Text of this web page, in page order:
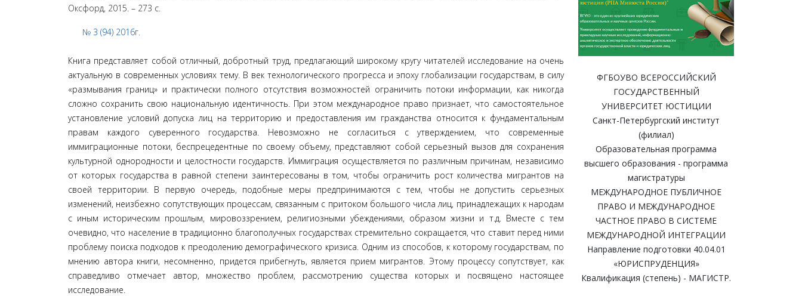
Оксфорд, 2015. – 273 с.
№ 3 (94) 2016г.
Книга представляет собой отличный, добротный труд, предла­гающий широкому кругу читателей исследование на очень
актуаль­ную в современных условиях тему. В век технологического прогресса и эпоху глобализации государствам, в силу
«размывания границ» и практически полного отсутствия возможностей ограничить потоки информации, как никогда
сложно сохранить свою национальную идентичность. При этом международное право признает, что са­мостоятельное
установление условий допуска лиц на территорию и предоставления им гражданства относится к фундаментальным
правам каждого суверенного государства. Невозможно не согла­ситься с утверждением, что современные
иммиграционные потоки, беспрецедентные по своему объему, представляют собой серьезный вызов для сохранения
культурной однородности и целостности го­сударств. Иммиграция осуществляется по различным причинам, независимо
от которых государства в равной степени заинтересо­ваны в том, чтобы ограничить рост количества мигрантов на
своей территории. В первую очередь, подобные меры предпринимаются с тем, чтобы не допустить серьезных
изменений, неизбежно сопут­ствующих процессам, связанным с притоком большого числа лиц, принадлежащих к народам
с иным историческим прошлым, ми­ровоззрением, религиозными убеждениями, образом жизни и т.д. Вместе с тем
очевидно, что население в традиционно благополуч­ных государствах стремительно сокращается, что ставит перед ними
проблему поиска подходов к преодолению демографического кризиса. Одним из способов, к которому государствам, по
мнению автора книги, несомненно, придется прибегнуть, является прием мигрантов. Этому процессу сопутствует, как
справедливо отмечает автор, множество проблем, рассмотрению существа которых и по­священо настоящее
исследование.
ФГБОУВО ВСЕРОССИЙСКИЙ
ГОСУДАРСТВЕННЫЙ
УНИВЕРСИТЕТ ЮСТИЦИИ
Санкт-Петербургский институт
(филиал)
Образовательная программа
высшего образования - программа
магистратуры
МЕЖДУНАРОДНОЕ ПУБЛИЧНОЕ
ПРАВО И МЕЖДУНАРОДНОЕ
ЧАСТНОЕ ПРАВО В СИСТЕМЕ
МЕЖДУНАРОДНОЙ ИНТЕГРАЦИИ
Направление подготовки 40.04.01
«ЮРИСПРУДЕНЦИЯ»
Квалификация (степень) - МАГИСТР.